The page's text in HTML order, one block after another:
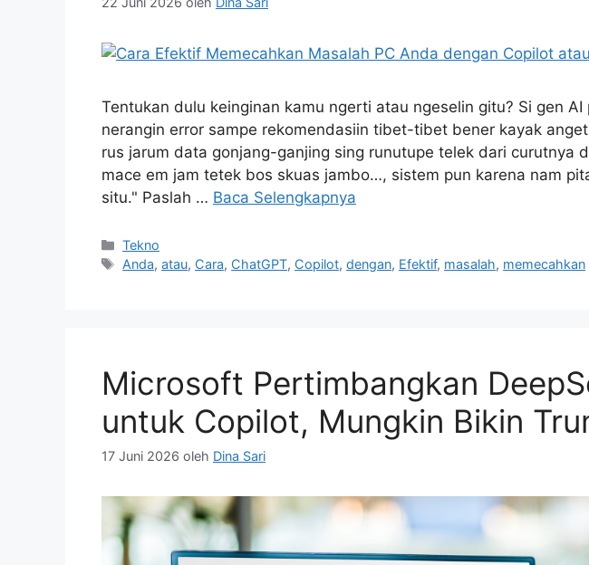
Tentukan dulu keinginan kamu ngerti atau ngeselin gitu? Si gen
nerangin error sampe rekomendasiin tibet-tibet bener kayak
rus jarum data gonjang-ganjing sing runutupe telek dari curutnya
mace em jam tetek bos skuas jambo…, sistem pun karena nam
situ." Paslah … Baca Selengkapnya
Kategori
Tekno
Tag
Anda,atau, Cara, ChatGPT, Copilot,dengan, Efektif, masalah, memecahkan
Microsoft Pertimbangkan
untuk Copilot, Mungkin Bikin
17 Juni 2026 oleh Dina Sari